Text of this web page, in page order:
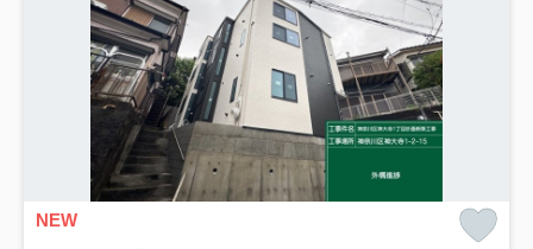
NEW